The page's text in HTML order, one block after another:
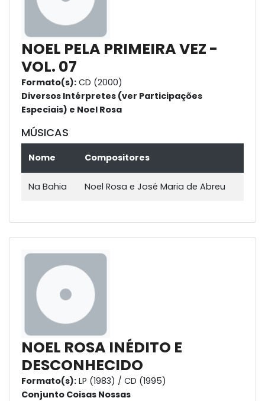
NOEL PELA PRIMEIRA VEZ -
VOL. 07
Formato(s): CD (2000)
Diversos Intérpretes (ver Participações
Especiais) e Noel Rosa
MÚSICAS
Nome Compositores
Na Bahia Noel Rosa e José Maria de Abreu
NOEL ROSA INÉDITO E
DESCONHECIDO
Formato(s): LP (1983) / CD (1995)
Conjunto Coisas Nossas